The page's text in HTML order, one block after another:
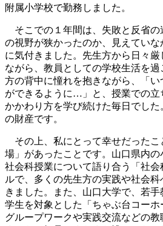
附属小学校で勤務しました。
そこでの１年間は、失敗と反省の
の視野が狭かったのか、見えていな
に気付きました。先生方から日々
ながら、教員としての学校生活を
方の背中に憧れを抱きながら、「い
ができるように…」と、授業での立
かかわり方を学び続けた毎日でし
の財産です。
その上、私にとって幸せだったこ
場」があったことです。山口県内の
社会科授業について語り合う「社
ルで、多くの先生方の実践や社会
きました。また、山口大学で、若
学生を対象とした「ちゃぶ台コー
グループワークや実践交流などの